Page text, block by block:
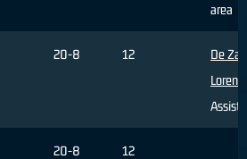
area
20-8 12
De
Assist
20-8 12